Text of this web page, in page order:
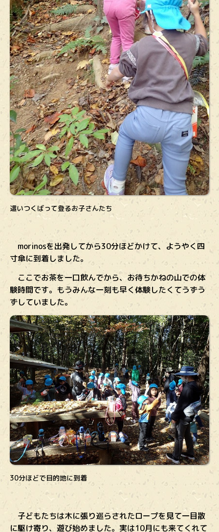
這いつくばって登るお子さんたち
morinosを出発してから30分ほどかけて、ようやく四
寸傘に到着しました。
ここでお茶を一口飲んでから、お待ちかねの山での体
験時間です。もうみんな一刻も早く体験したくてうずう
ずしていました。
30分ほどで目的地に到着
子どもたちは木に張り巡らされたロープを見て一目散
に駆け寄り、遊び始めました。実は10月にも来てくれて